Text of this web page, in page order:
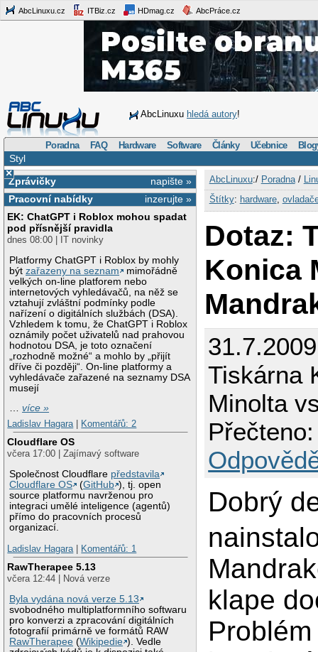
AbcLinuxu.cz ITBiz.cz HDmag.cz AbcPráce.cz
AbcLinuxu hledá autory!
Poradna FAQ Hardware Software Články Učebnice
Styl
×
napište »
Zprávičky
inzerujte »
Pracovní nabídky
EK: ChatGPT i Roblox mohou spadat
pod přísnější pravidla
dnes 08:00 | IT novinky
Platformy ChatGPT i Roblox by mohly
býtzařazeny na seznam
mimořádně
velkých on-line platforem nebo
internetových vyhledávačů, na něž se
vztahují zvláštní podmínky podle
nařízení o digitálních službách (DSA).
Vzhledem k tomu, že ChatGPT i Roblox
oznámily počet uživatelů nad prahovou
hodnotou DSA, je toto označení
„rozhodně možné“ a mohlo by „přijít
dříve či později“. On-line platformy a
vyhledávače zařazené na seznamy DSA
musejí
…více »
Ladislav Hagara
Komentářů: 2
Cloudflare OS
včera 17:00 | Zajímavý software
Společnost Cloudflare představila
Cloudflare OS
(GitHub ), tj. open
source platformu navrženou pro
integraci umělé inteligence (agentů)
přímo do pracovních procesů
organizací.
Ladislav Hagara
Komentářů: 1
RawTherapee 5.13
včera 12:44 | Nová verze
Byla vydána nová verze 5.13
svobodného multiplatformního softwaru
pro konverzi a zpracování digitálních
fotografií primárně ve formátů RAW
RawTherapee (Wikipedie ). Vedle
AbcLinuxu:/ Poradna/
Štítky: hardware,
Dotaz:
Konica
Tiskárna
Minolta
Dobrý
klape